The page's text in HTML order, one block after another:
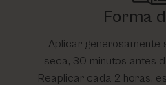
Forma
Aplicar generosamente
seca, 30 minutos antes
Reaplicar cada 2 horas,